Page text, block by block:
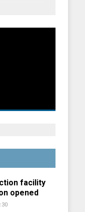
facility
opened